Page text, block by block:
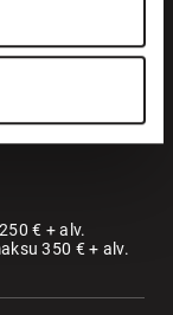
€ + alv.
350 € + alv.